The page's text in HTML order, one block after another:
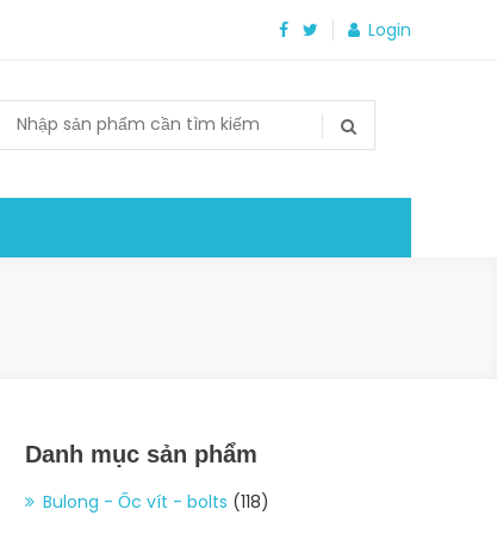
Login
Danh mục sản phẩm
Bulong - Ốc vít - bolts (118)